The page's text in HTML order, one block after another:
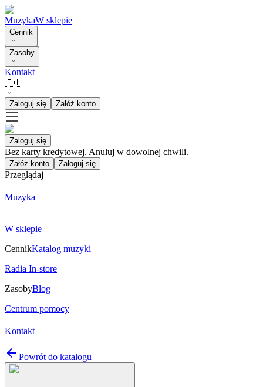
MuzykaW sklepie
Cennik
Zasoby
Kontakt
🇵🇱
Zaloguj się Załóż konto
Zaloguj się
Bez karty kredytowej. Anuluj w dowolnej chwili.
Załóż konto Zaloguj się
Przeglądaj
Muzyka
W sklepie
CennikKatalog muzyki
Radia In-store
ZasobyBlog
Centrum pomocy
Kontakt
Powrót do katalogu